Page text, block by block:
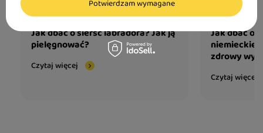
Jak dbać o sierść labradora? Jak ją
pielęgnować?
Czytaj więcej
Jak dbać o
zdrowy
Czytaj więcej
Potwierdzam wymagane